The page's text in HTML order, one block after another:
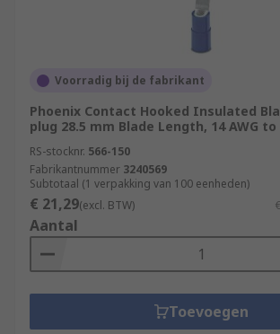
Voorradig bij de fabrikant
Phoenix Contact Hooked Insulated
plug 28.5 mm Blade Length, 14 AWG to
RS-stocknr. 566-150
Fabrikantnummer 3240569
Subtotaal (1 verpakking van 100 eenheden)
€ 21,29(excl. BTW)
Aantal
Toevoegen